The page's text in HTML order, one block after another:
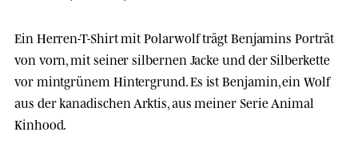
Ein Herren-T-Shirt mit Polarwolf trägt Benjamins Porträt
von vorn, mit seiner silbernen Jacke und der Silberkette
vor mintgrünem Hintergrund. Es ist Benjamin, ein Wolf
aus der kanadischen Arktis, aus meiner Serie Animal
Kinhood.